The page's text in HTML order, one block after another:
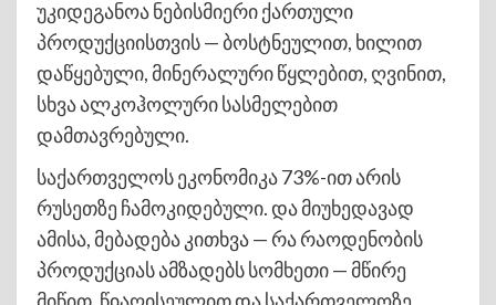
უკიდეგანოა ნებისმიერი ქართული
პროდუქციისთვის — ბოსტნეულით, ხილით
დაწყებული, მინერალური წყლებით, ღვინით,
სხვა ალკოჰოლური სასმელებით
დამთავრებული.
საქართველოს ეკონომიკა 73%-ით არის
რუსეთზე ჩამოკიდებული. და მიუხედავად
ამისა, მებადება კითხვა — რა რაოდენობის
პროდუქციას ამზადებს სომხეთი — მწირე